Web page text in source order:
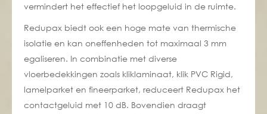
vermindert het effectief het loopgeluid in de ruimte.
Redupax biedt ook een hoge mate van thermische
isolatie en kan oneffenheden tot maximaal 3 mm
egaliseren. In combinatie met diverse
vloerbedekkingen zoals kliklaminaat, klik PVC Rigid,
lamelparket en fineerparket, reduceert Redupax het
contactgeluid met 10 dB. Bovendien draagt